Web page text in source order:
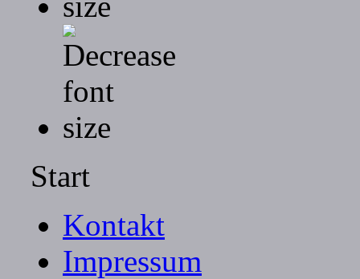
Start
Kontakt
Impressum